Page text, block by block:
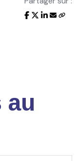
au